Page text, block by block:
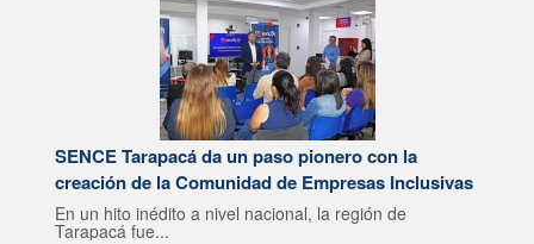
SENCE Tarapacá da un paso pionero con la
creación de la Comunidad de Empresas Inclusivas
En un hito inédito a nivel nacional, la región de
Tarapacá fue...